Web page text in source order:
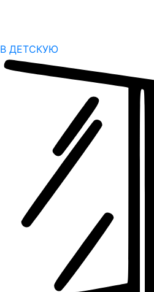
В ДЕТСКУЮ